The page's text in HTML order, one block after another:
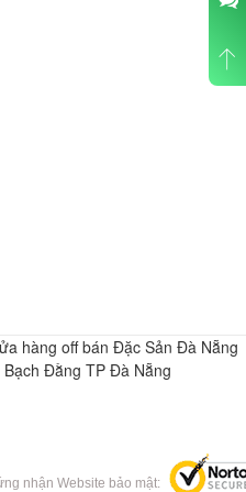
hàng off bán Đặc Sản Đà Nẵng
Đằng TP Đà Nẵng
nhận Website bảo mật: